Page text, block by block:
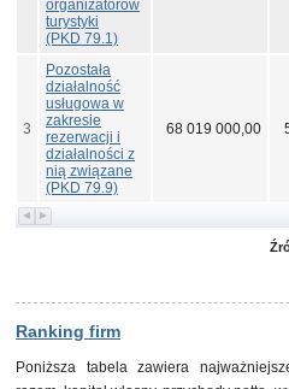
organizatorów
turystyki
(PKD 79.1)
3
Pozostała
działalność
usługowa w
zakresie
rezerwacji i
działalności z
nią związane
(PKD 79.9)
68 019 000,00
Ranking firm
Poniższa tabela zawiera